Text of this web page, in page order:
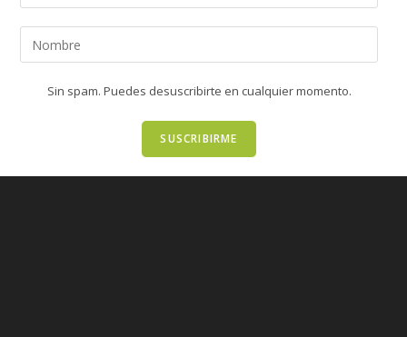
Sin spam. Puedes desuscribirte en cualquier momento.